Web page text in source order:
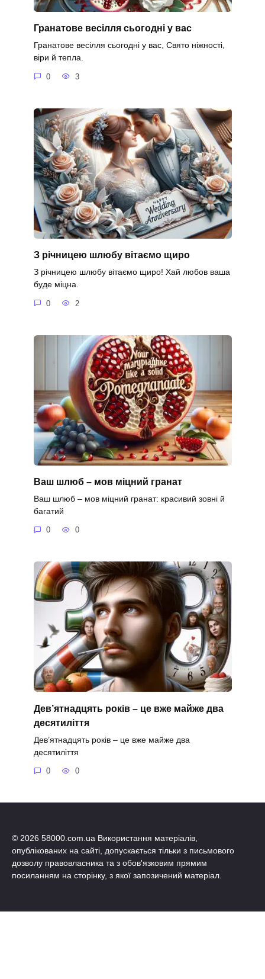
Гранатове весілля сьогодні у вас
Гранатове весілля сьогодні у вас, Свято ніжності,
віри й тепла.
0 3
З річницею шлюбу вітаємо щиро
З річницею шлюбу вітаємо щиро! Хай любов ваша
буде міцна.
0 2
Ваш шлюб – мов міцний гранат
Ваш шлюб – мов міцний гранат: красивий зовні й
багатий
0 0
Дев’ятнадцять років – це вже майже два
десятиліття
Дев’ятнадцять років – це вже майже два
десятиліття
0 0
© 2026 58000.com.ua Використання матеріалів,
опублікованих на сайті, допускається тільки з письмового
дозволу правовласника та з обов'язковим прямим
посиланням на сторінку, з якої запозичений матеріал.